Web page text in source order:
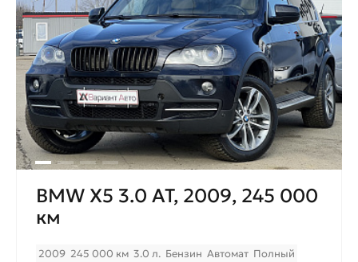
BMW X5 3.0 AT, 2009, 245 000
км
2009 245 000 км 3.0 л. Бензин Автомат Полный